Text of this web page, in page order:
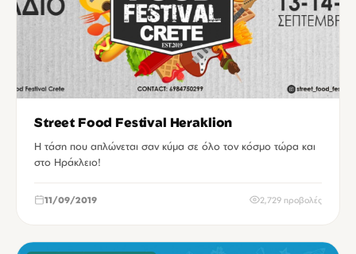
Street Food Festival Heraklion
Η τάση που απλώνεται σαν κύμα σε όλο τον κόσμο τώρα και
στο Ηράκλειο!
11/09/2019 2,729 προβολές